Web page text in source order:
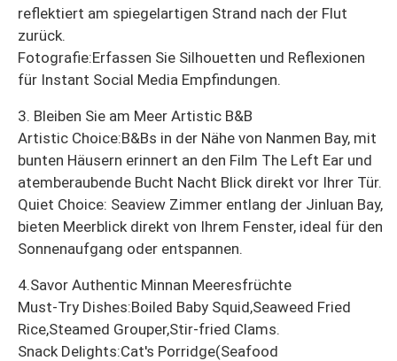
reflektiert am spiegelartigen Strand nach der Flut
zurück.
Fotografie:Erfassen Sie Silhouetten und Reflexionen
für Instant Social Media Empfindungen.
3. Bleiben Sie am Meer Artistic B&B
Artistic Choice:B&Bs in der Nähe von Nanmen Bay, mit
bunten Häusern erinnert an den Film The Left Ear und
atemberaubende Bucht Nacht Blick direkt vor Ihrer Tür.
Quiet Choice: Seaview Zimmer entlang der Jinluan Bay,
bieten Meerblick direkt von Ihrem Fenster, ideal für den
Sonnenaufgang oder entspannen.
4.Savor Authentic Minnan Meeresfrüchte
Must-Try Dishes:Boiled Baby Squid,Seaweed Fried
Rice,Steamed Grouper,Stir-fried Clams.
Snack Delights:Cat's Porridge(Seafood